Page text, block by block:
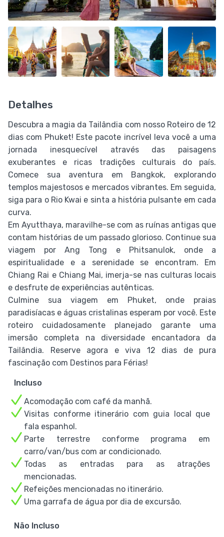
Detalhes
Descubra a magia da Tailândia com nosso Roteiro de 12
dias com Phuket! Este pacote incrível leva você a uma
jornada inesquecível através das paisagens
exuberantes e ricas tradições culturais do país.
Comece sua aventura em Bangkok, explorando
templos majestosos e mercados vibrantes. Em seguida,
siga para o Rio Kwai e sinta a história pulsante em cada
curva.
Em Ayutthaya, maravilhe-se com as ruínas antigas que
contam histórias de um passado glorioso. Continue sua
viagem por Ang Tong e Phitsanulok, onde a
espiritualidade e a serenidade se encontram. Em
Chiang Rai e Chiang Mai, imerja-se nas culturas locais
e desfrute de experiências autênticas.
Culmine sua viagem em Phuket, onde praias
paradisíacas e águas cristalinas esperam por você. Este
roteiro cuidadosamente planejado garante uma
imersão completa na diversidade encantadora da
Tailândia. Reserve agora e viva 12 dias de pura
fascinação com Destinos para Férias!
Incluso
Acomodação com café da manhã.
Visitas conforme itinerário com guia local que
fala espanhol.
Parte terrestre conforme programa em
carro/van/bus com ar condicionado.
Todas as entradas para as atrações
mencionadas.
Refeições mencionadas no itinerário.
Uma garrafa de água por dia de excursão.
Não Incluso